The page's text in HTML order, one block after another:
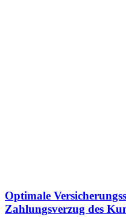
Optimale
Zahlungsverzug des